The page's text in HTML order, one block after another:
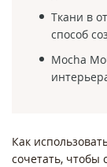
Ткани в
способ
Mocha
Как
сочетать, чтобы